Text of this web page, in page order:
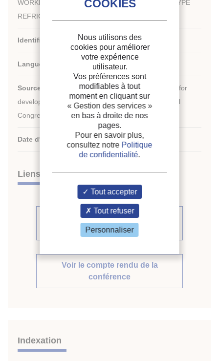
WORKING PROCESSES FOR ROLLING PISTON TYPE
REFRIGERATING COMPRESSORS.
Identifiant de la fiche :1988-1416
Langues :
Source :
Development in refrigeration, refrigeration for
development. Proceedings of the XVIIth international
Congress of Refrigeration.
Date d'édition : 24/08/1987
Liens
Voir d'autres communications du
même compte rendu (509)
Voir le compte rendu de la
conférence
Indexation
Nous utilisons des
cookies pour améliorer
votre expérience
utilisateur.
Vos préférences sont
modifiables à tout
moment en cliquant sur
« Gestion des services »
en bas à droite de nos
pages.
Pour en savoir plus,
consultez notre Politique
de confidentialité.
Tout accepter
Tout refuser
Personnaliser